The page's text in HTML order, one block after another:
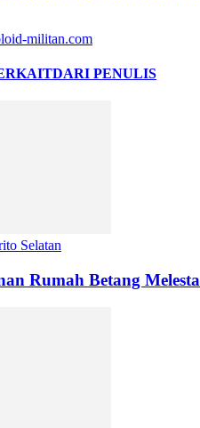
militan.com
DARI PENULIS
Selatan
Rumah Betang